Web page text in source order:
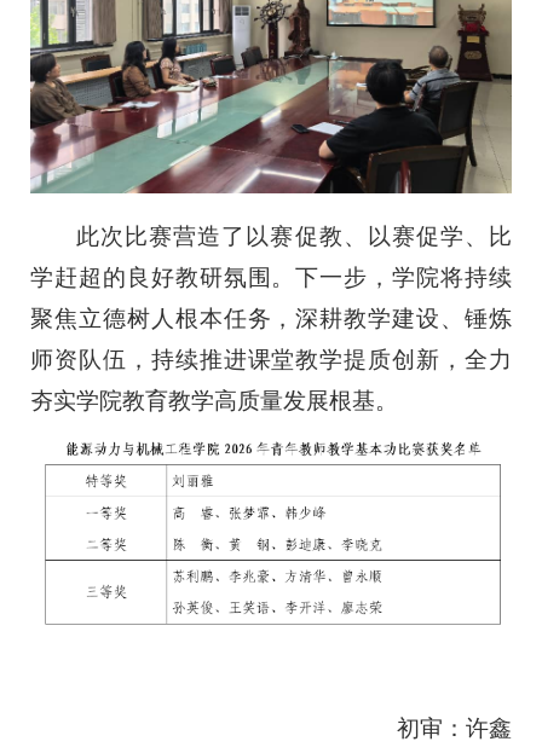
此次比赛营造了以赛促教、以赛促学、比
学赶超的良好教研氛围。下一步，学院将持续
聚焦立德树人根本任务，深耕教学建设、锤炼
师资队伍，持续推进课堂教学提质创新，全力
夯实学院教育教学高质量发展根基。
初审：许鑫